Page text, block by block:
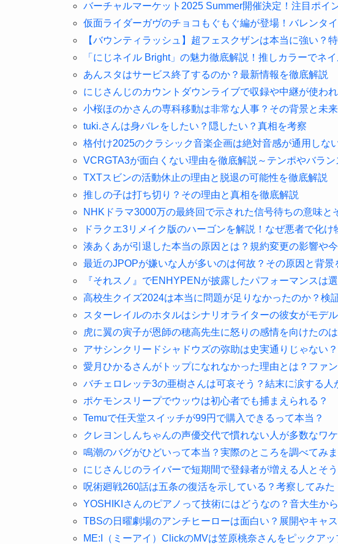
バーチャルマーケット2025 Summer開催決定！注目ポ
仮面ライダーガヴのチョコもぐもぐ編が登場！バレンタ
【バウンティラッシュ】超フェスクザンは本当に強い？
「にじネイル Bright」の魅力徹底解説！推しカラーでネ
あんスタはサービス終了するのか？最新情報を徹底解説
にじさんじのカウントダウンライブで収録や中継が使わ
小桜ほのかさんの専科移動は非常な人事？その背景と未
tuki.さんは身バレをしたい？隠したい？真相を考察
格付け2025のクラシック音楽企画は絶対音感が通用しな
VCRGTA3が面白くない理由を徹底解説～テンポやバラン
TXTスビンの活動休止の理由と脱退の可能性を徹底解説
推しの子は打ち切り？その理由と真相を徹底解説
NHKドラマ3000万の最終回で示された信号待ちの意味と
ドラクエ3リメイク版のハーゴンを解説！なぜ悪者で化け
湊あくあが引退した本当の原因とは？規約変更の影響や
最近のJPOPが嫌いな人が多いのは何故？その原因と背景
『それスノ』でENHYPENが披露したパフォーマンスは
高校生クイズ2024は本当に問題が足りなかったのか？検
スターレイルのホタルはシナリオライターの彼女がモデ
虎に翼の寅子が恩師の穂高先生に怒りの感情を向けたの
アサシンクリードシャドウズの弥助は史実通りじゃない
愛月ひかるさんがトップになれなかった理由とは？ファ
バチェロレッテ3の亜樹さんは可哀そう？結末に涙する人
ポケモンスリープでウッウは初心者でも捕まえられる？
Temuで任天堂スイッチが99円で購入できるって本当？
クレヨンしんちゃんの声優交代で慣れない人が多数なワケ
鳴潮のバグがひどいって本当？実際のところを調べてみ
にじさんじのライバーで短期間で登録者が増える人とそ
呪術廻戦260話は五条の復活を示している？考察してみた
YOSHIKIさんのピアノって技術にはどうなの？音大生か
TBSの日曜劇場のアンチヒーローは面白い？展開やキャス
ME:I（ミーアイ）ClickのMVは笠原桃奈さんをピックアッ